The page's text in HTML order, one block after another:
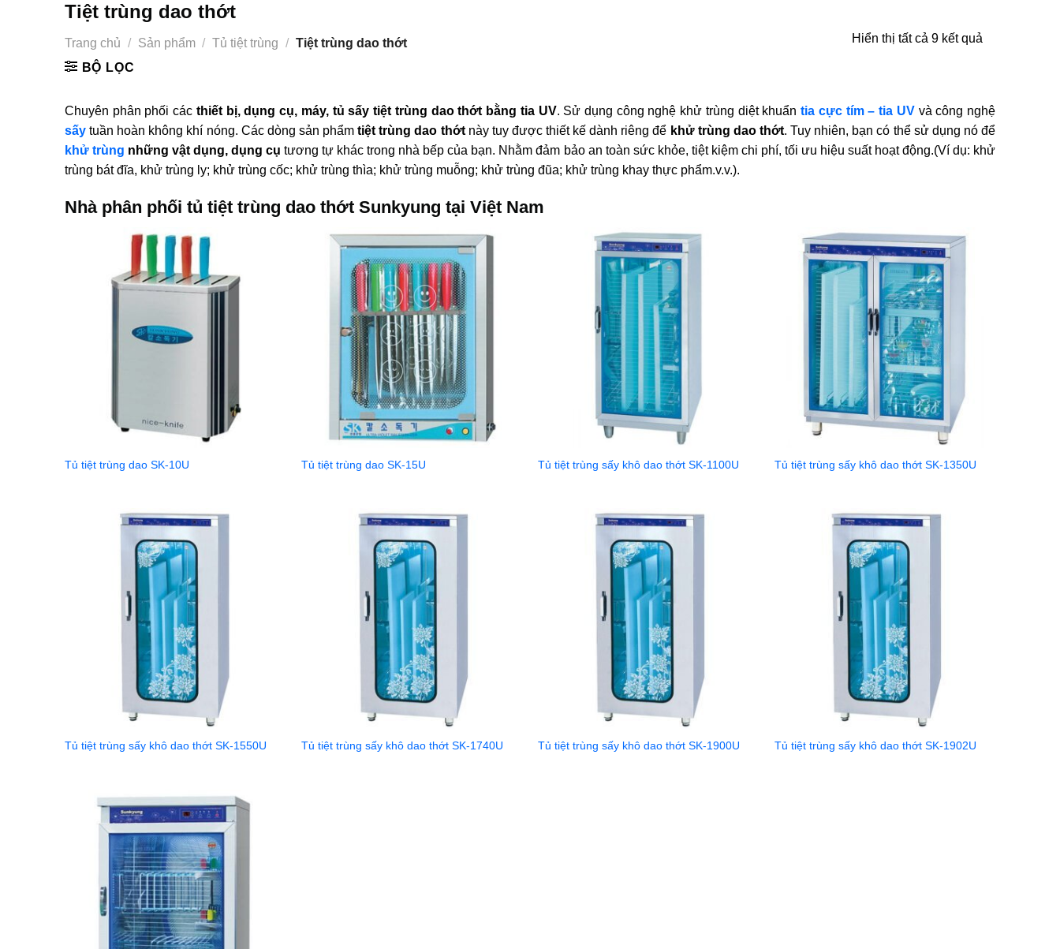
Tiệt trùng dao thớt
Trang chủ / Sản phẩm / Tủ tiệt trùng / Tiệt trùng dao thớt
BỘ LỌC
Hiển thị tất cả 9 kết quả
Chuyên phân phối các thiết bị, dụng cụ, máy, tủ sấy tiệt trùng dao thớt bằng tia UV. Sử dụng công nghệ khử trùng diệt khuẩntia cực tím – tia UVvà công nghệ
sấy tuần hoàn không khí nóng. Các dòng sản phẩm tiệt trùng dao thớt này tuy được thiết kế dành riêng để khử trùng dao thớt. Tuy nhiên, bạn có thể sử dụng nó để
khử trùng những vật dụng, dụng cụ tương tự khác trong nhà bếp của bạn. Nhằm đảm bảo an toàn sức khỏe, tiệt kiệm chi phí, tối ưu hiệu suất hoạt động.(Ví dụ: khử
trùng bát đĩa, khử trùng ly; khử trùng cốc; khử trùng thìa; khử trùng muỗng; khử trùng đũa; khử trùng khay thực phẩm.v.v.).
Nhà phân phối tủ tiệt trùng dao thớt Sunkyung tại Việt Nam
Tủ tiệt trùng dao SK-10U Tủ tiệt trùng dao SK-15U Tủ tiệt trùng sấy khô dao thớt SK-1100U Tủ tiệt trùng sấy khô dao thớt SK-1350U
Tủ tiệt trùng sấy khô dao thớt SK-1550U Tủ tiệt trùng sấy khô dao thớt SK-1740U Tủ tiệt trùng sấy khô dao thớt SK-1900U Tủ tiệt trùng sấy khô dao thớt SK-1902U